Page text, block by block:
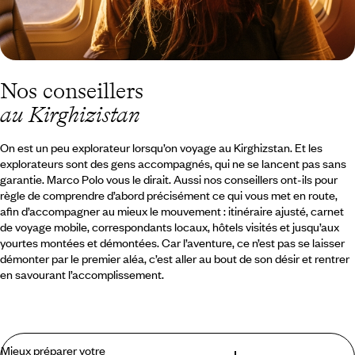
Nos conseillers
au Kirghizistan
On est un peu explorateur lorsqu’on voyage au Kirghizstan. Et les
explorateurs sont des gens accompagnés, qui ne se lancent pas sans
garantie. Marco Polo vous le dirait. Aussi nos conseillers ont-ils pour
règle de comprendre d’abord précisément ce qui vous met en route,
afin d’accompagner au mieux le mouvement : itinéraire ajusté, carnet
de voyage mobile, correspondants locaux, hôtels visités et jusqu’aux
yourtes montées et démontées. Car l’aventure, ce n’est pas se laisser
démonter par le premier aléa, c’est aller au bout de son désir et rentrer
en savourant l’accomplissement.
Mieux préparer votre